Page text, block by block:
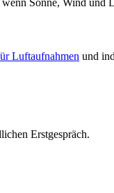
Luftaufnahmen und
Erstgespräch.